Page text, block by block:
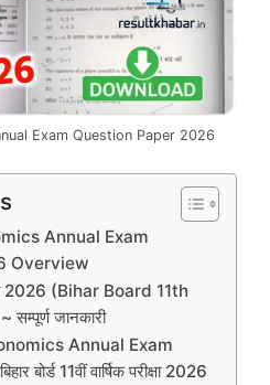
Exam Question Paper 2026
Annual Exam
Overview
2026 (Bihar Board 11th
जानकारी
Annual Exam
11वीं वार्षिक परीक्षा 2026